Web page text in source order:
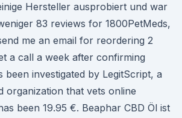
Hersteller ausprobiert und war
83 reviews for 1800PetMeds,
me an email for reordering 2
a call a week after confirming
been investigated by LegitScript, a
organization that vets online
been 19.95 €. Beaphar CBD Öl ist